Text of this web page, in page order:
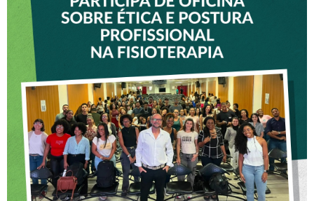
VICE-PRESIDENTE DO
CREFITO-7 PARTICIPA DE
OFICINA SOBRE ÉTICA E
POSTURA PROFISSIONAL
NA FISIOTERAPIA